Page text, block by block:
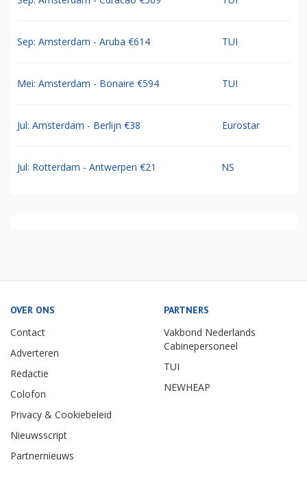
Sep: Amsterdam - Aruba €614 TUI
Mei: Amsterdam - Bonaire €594 TUI
Jul: Amsterdam - Berlijn €38 Eurostar
Jul: Rotterdam - Antwerpen €21 NS
OVER ONS
Contact
Adverteren
Redactie
Colofon
Privacy & Cookiebeleid
Nieuwsscript
Partnernieuws
PARTNERS
Vakbond Nederlands
Cabinepersoneel
TUI
NEWHEAP